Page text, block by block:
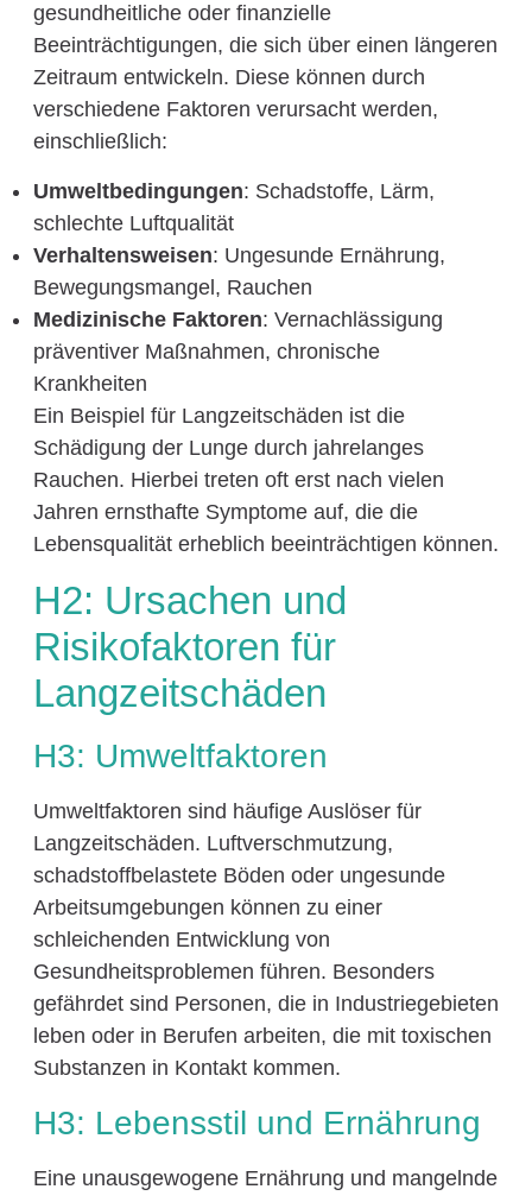
gesundheitliche oder finanzielle
Beeinträchtigungen, die sich über einen längeren
Zeitraum entwickeln. Diese können durch
verschiedene Faktoren verursacht werden,
einschließlich:
Umweltbedingungen: Schadstoffe, Lärm,
schlechte Luftqualität
Verhaltensweisen: Ungesunde Ernährung,
Bewegungsmangel, Rauchen
Medizinische Faktoren: Vernachlässigung
präventiver Maßnahmen, chronische
Krankheiten
Ein Beispiel für Langzeitschäden ist die
Schädigung der Lunge durch jahrelanges
Rauchen. Hierbei treten oft erst nach vielen
Jahren ernsthafte Symptome auf, die die
Lebensqualität erheblich beeinträchtigen können.
H2: Ursachen und
Risikofaktoren für
Langzeitschäden
H3: Umweltfaktoren
Umweltfaktoren sind häufige Auslöser für
Langzeitschäden. Luftverschmutzung,
schadstoffbelastete Böden oder ungesunde
Arbeitsumgebungen können zu einer
schleichenden Entwicklung von
Gesundheitsproblemen führen. Besonders
gefährdet sind Personen, die in Industriegebieten
leben oder in Berufen arbeiten, die mit toxischen
Substanzen in Kontakt kommen.
H3: Lebensstil und Ernährung
Eine unausgewogene Ernährung und mangelnde